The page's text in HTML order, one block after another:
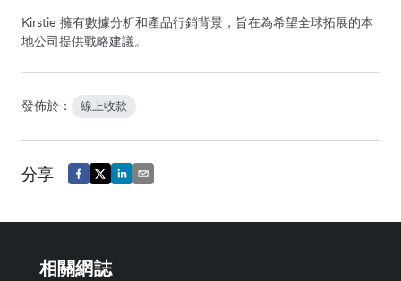
Kirstie 擁有數據分析和產品行銷背景，旨在為希望全球拓展的本
地公司提供戰略建議。
發佈於： 線上收款
分享
相關網誌